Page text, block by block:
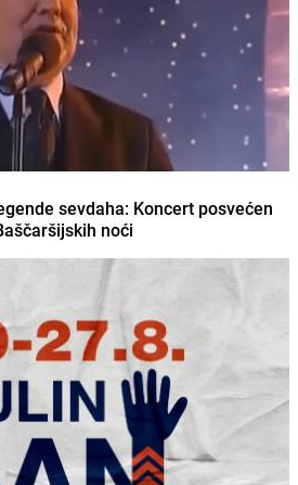
sevdaha: Koncert posvećen
noći